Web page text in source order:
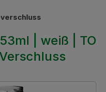
| weiß | TO
Verschluss